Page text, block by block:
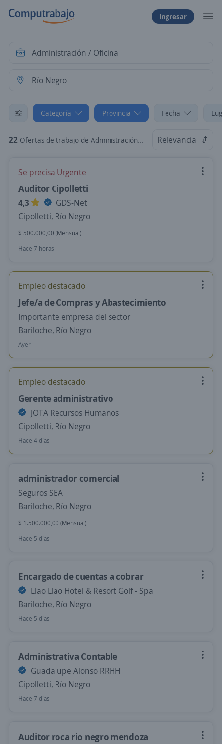
Ingresar
Categoría Provincia Fecha
22 Ofertas de trabajo de Administración / Oficina en Río Negro Relevancia
Se precisa Urgente
Auditor Cipolletti
4,3
GDS-Net
Cipolletti, Río Negro
$ 500.000,00 (Mensual)
Hace 7 horas
Empleo destacado
Jefe/a de Compras y Abastecimiento
Importante empresa del sector
Bariloche, Río Negro
Ayer
Empleo destacado
Gerente administrativo
JOTA Recursos Humanos
Cipolletti, Río Negro
Hace 4 días
administrador comercial
Seguros SEA
Bariloche, Río Negro
$ 1.500.000,00 (Mensual)
Hace 5 días
Encargado de cuentas a cobrar
Llao Llao Hotel & Resort Golf - Spa
Bariloche, Río Negro
Hace 5 días
Administrativa Contable
Guadalupe Alonso RRHH
Cipolletti, Río Negro
Hace 7 días
Auditor roca rio negro mendoza